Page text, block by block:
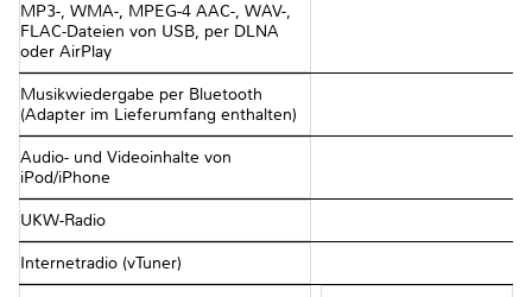
MP3-, WMA-, MPEG-4 AAC-, WAV-,
FLAC-Dateien von USB, per DLNA
oder AirPlay
Musikwiedergabe per Bluetooth
(Adapter im Lieferumfang enthalten)
Audio- und Videoinhalte von
iPod/iPhone
UKW-Radio
Internetradio (vTuner)